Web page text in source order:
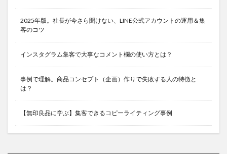
2025年版。社長が今さら聞けない、LINE公式アカウントの運用＆集
客のコツ
インスタグラム集客で大事なコメント欄の使い方とは？
事例で理解。商品コンセプト（企画）作りで失敗する人の特徴と
は？
【無印良品に学ぶ】集客できるコピーライティング事例